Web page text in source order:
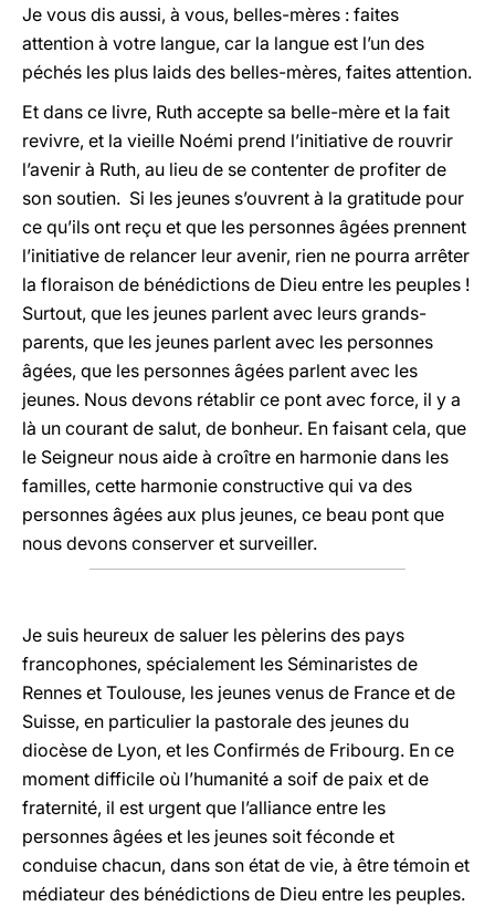
Je vous dis aussi, à vous, belles-mères : faites
attention à votre langue, car la langue est l’un des
péchés les plus laids des belles-mères, faites attention.
Et dans ce livre, Ruth accepte sa belle-mère et la fait
revivre, et la vieille Noémi prend l’initiative de rouvrir
l’avenir à Ruth, au lieu de se contenter de profiter de
son soutien. Si les jeunes s’ouvrent à la gratitude pour
ce qu’ils ont reçu et que les personnes âgées prennent
l’initiative de relancer leur avenir, rien ne pourra arrêter
la floraison de bénédictions de Dieu entre les peuples !
Surtout, que les jeunes parlent avec leurs grands-
parents, que les jeunes parlent avec les personnes
âgées, que les personnes âgées parlent avec les
jeunes. Nous devons rétablir ce pont avec force, il y a
là un courant de salut, de bonheur. En faisant cela, que
le Seigneur nous aide à croître en harmonie dans les
familles, cette harmonie constructive qui va des
personnes âgées aux plus jeunes, ce beau pont que
nous devons conserver et surveiller.
Je suis heureux de saluer les pèlerins des pays
francophones, spécialement les Séminaristes de
Rennes et Toulouse, les jeunes venus de France et de
Suisse, en particulier la pastorale des jeunes du
diocèse de Lyon, et les Confirmés de Fribourg. En ce
moment difficile où l’humanité a soif de paix et de
fraternité, il est urgent que l’alliance entre les
personnes âgées et les jeunes soit féconde et
conduise chacun, dans son état de vie, à être témoin et
médiateur des bénédictions de Dieu entre les peuples.